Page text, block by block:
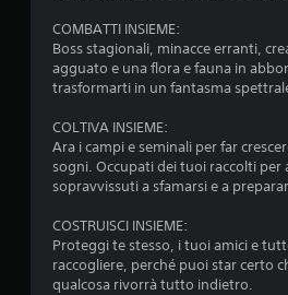
COMBATTI INSIEME:
Boss stagionali, minacce erranti,
agguato e una flora e fauna in
trasformarti in un fantasma
COLTIVA INSIEME:
Ara i campi e seminali per far
sogni. Occupati dei tuoi raccolti
sopravvissuti a sfamarsi e a
COSTRUISCI INSIEME:
Proteggi te stesso, i tuoi amici e
raccogliere, perché puoi star certo
qualcosa rivorrà tutto indietro.